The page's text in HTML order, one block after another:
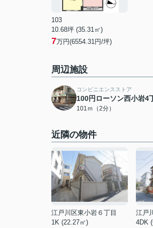
103
10.68坪 (35.31㎡)
7万円(6554.31円/坪)
周辺施設
コンビニエンスストア
100円ローソン西小岩4
101ｍ（2分）
近隣の物件
江戸川区東小岩６丁目
1K (22.27㎡)
江戸
4DK